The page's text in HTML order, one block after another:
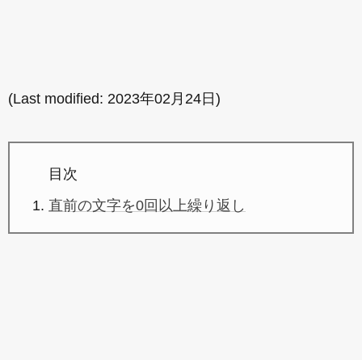
(Last modified: 2023年02月24日 )
目次
直前の文字を0回以上繰り返し